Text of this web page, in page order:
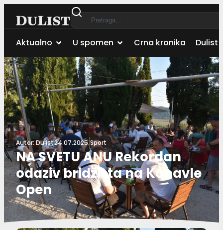
Aktualno U spomen Crna kronika Dulist
Autor: Dulist24.07.2025.Sport
NA SVETU ANU Rekordan
odaziv bridžista na Konavle
Open